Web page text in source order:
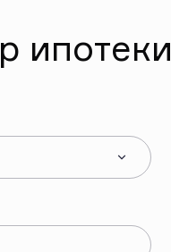
ипотеки